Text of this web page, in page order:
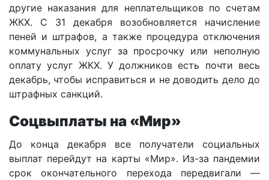
другие наказания для неплательщиков по счетам
ЖКХ. С 31 декабря возобновляется начисление
пеней и штрафов, а также процедура отключения
коммунальных услуг за просрочку или неполную
оплату услуг ЖКХ. У должников есть почти весь
декабрь, чтобы исправиться и не доводить дело до
штрафных санкций.
Соцвыплаты на «Мир»
До конца декабря все получатели социальных
выплат перейдут на карты «Мир». Из-за пандемии
срок окончательного перехода передвигали —